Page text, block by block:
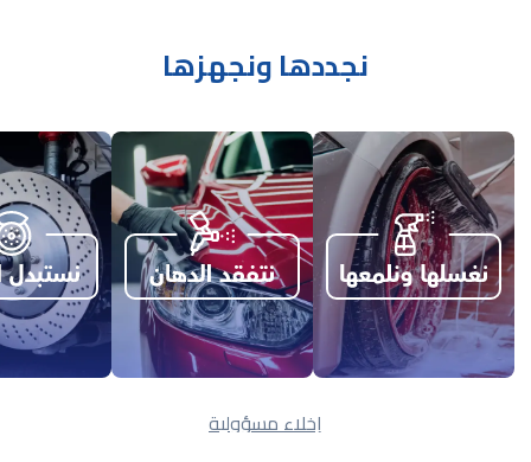
نجددها ونجهزها
إخلاء مسؤولية